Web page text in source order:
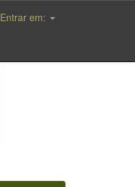
Entrar em: